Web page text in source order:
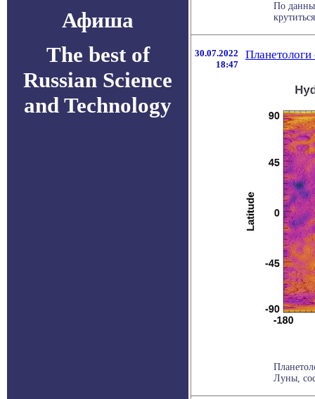
Афиша
The best of
Russian Science
and Technology
По
30.07.2022
18:47
Луны,